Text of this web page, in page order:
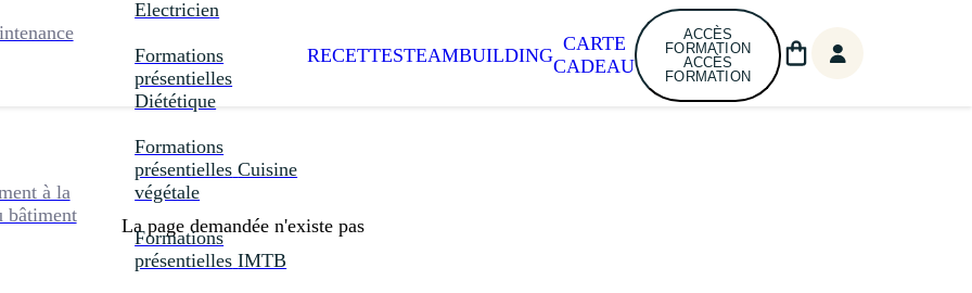
à la
bâtiment
Electricien
Formations
présentielles
Diététique
Formations
présentielles Cuisine
végétale
Formations
présentielles IMTB
RECETTESTEAMBUILDING
CARTE
CADEAU
ACCÈS
FORMATION
ACCÈS
FORMATION
La page demandée n'existe pas